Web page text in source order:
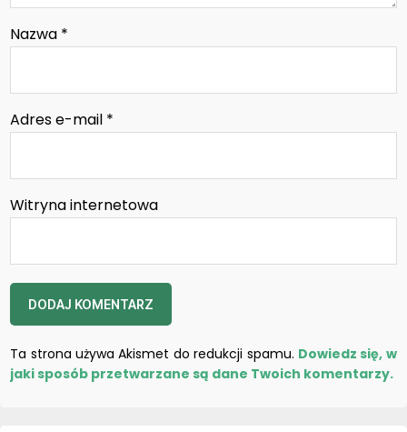
Nazwa *
Adres e-mail *
Witryna internetowa
Ta strona używa Akismet do redukcji spamu. Dowiedz się, w
jaki sposób przetwarzane są dane Twoich komentarzy.